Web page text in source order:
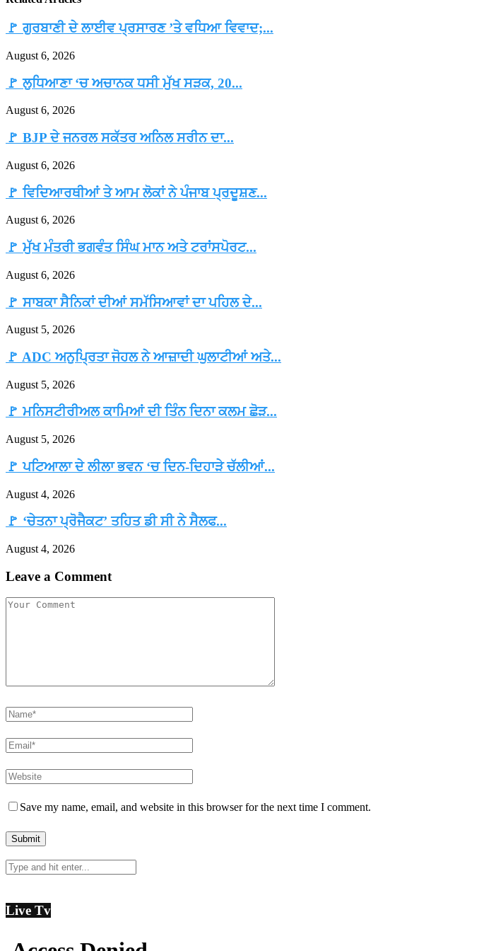
🚩 ਗੁਰਬਾਣੀ ਦੇ ਲਾਈਵ ਪ੍ਰਸਾਰਣ ’ਤੇ ਵਧਿਆ ਵਿਵਾਦ;...
August 6, 2026
🚩 ਲੁਧਿਆਣਾ ‘ਚ ਅਚਾਨਕ ਧਸੀ ਮੁੱਖ ਸੜਕ, 20...
August 6, 2026
🚩 BJP ਦੇ ਜਨਰਲ ਸਕੱਤਰ ਅਨਿਲ ਸਰੀਨ ਦਾ...
August 6, 2026
🚩 ਵਿਦਿਆਰਥੀਆਂ ਤੇ ਆਮ ਲੋਕਾਂ ਨੇ ਪੰਜਾਬ ਪ੍ਰਦੂਸ਼ਣ...
August 6, 2026
🚩 ਮੁੱਖ ਮੰਤਰੀ ਭਗਵੰਤ ਸਿੰਘ ਮਾਨ ਅਤੇ ਟਰਾਂਸਪੋਰਟ...
August 6, 2026
🚩 ਸਾਬਕਾ ਸੈਨਿਕਾਂ ਦੀਆਂ ਸਮੱਸਿਆਵਾਂ ਦਾ ਪਹਿਲ ਦੇ...
August 5, 2026
🚩 ADC ਅਨੁਪ੍ਰਿਤਾ ਜੋਹਲ ਨੇ ਆਜ਼ਾਦੀ ਘੁਲਾਟੀਆਂ ਅਤੇ...
August 5, 2026
🚩 ਮਨਿਸਟੀਰੀਅਲ ਕਾਮਿਆਂ ਦੀ ਤਿੰਨ ਦਿਨਾ ਕਲਮ ਛੋੜ...
August 5, 2026
🚩 ਪਟਿਆਲਾ ਦੇ ਲੀਲਾ ਭਵਨ ‘ਚ ਦਿਨ-ਦਿਹਾੜੇ ਚੱਲੀਆਂ...
August 4, 2026
🚩 ‘ਚੇਤਨਾ ਪ੍ਰੋਜੈਕਟ’ ਤਹਿਤ ਡੀ ਸੀ ਨੇ ਸੈਲਫ...
August 4, 2026
Leave a Comment
Save my name, email, and website in this browser for the next time I comment.
Live Tv